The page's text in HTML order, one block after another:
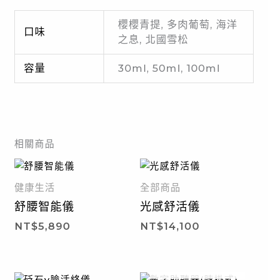
口味
櫻櫻青提, 多肉葡萄, 海洋
之息, 北國雪松
容量 30ml, 50ml, 100ml
相關商品
健康生活
舒腰智能儀
NT$5,890
全部商品
光感舒活儀
NT$14,100